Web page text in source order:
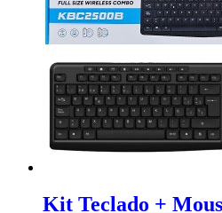
Kit Teclado +